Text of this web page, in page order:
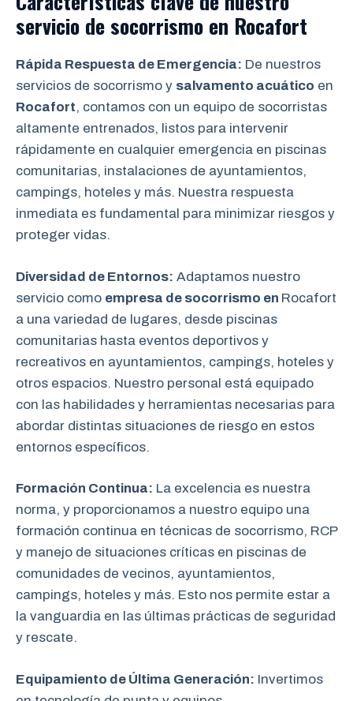
servicio de socorrismo en Rocafort
Rápida Respuesta de Emergencia: De nuestros
servicios de socorrismo y salvamento acuático en
Rocafort, contamos con un equipo de socorristas
altamente entrenados, listos para intervenir
rápidamente en cualquier emergencia en piscinas
comunitarias, instalaciones de ayuntamientos,
campings, hoteles y más. Nuestra respuesta
inmediata es fundamental para minimizar riesgos y
proteger vidas.
Diversidad de Entornos: Adaptamos nuestro
servicio como empresa de socorrismo en Rocafort
a una variedad de lugares, desde piscinas
comunitarias hasta eventos deportivos y
recreativos en ayuntamientos, campings, hoteles y
otros espacios. Nuestro personal está equipado
con las habilidades y herramientas necesarias para
abordar distintas situaciones de riesgo en estos
entornos específicos.
Formación Continua: La excelencia es nuestra
norma, y proporcionamos a nuestro equipo una
formación continua en técnicas de socorrismo, RCP
y manejo de situaciones críticas en piscinas de
comunidades de vecinos, ayuntamientos,
campings, hoteles y más. Esto nos permite estar a
la vanguardia en las últimas prácticas de seguridad
y rescate.
Equipamiento de Última Generación: Invertimos